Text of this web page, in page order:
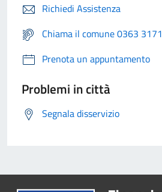
Richiedi Assistenza
Chiama il comune 0363 3171
Prenota un appuntamento
Problemi in città
Segnala disservizio